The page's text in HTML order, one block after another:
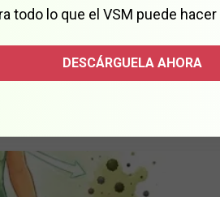
síntomas, un
el riesgo de
todo lo que el VSM puede
DESCÁRGUELA AHORA